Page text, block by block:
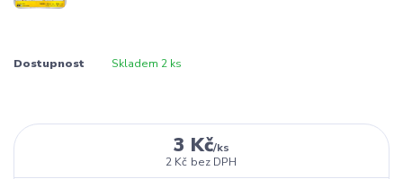
Dostupnost Skladem 2 ks
3 Kč/ks
2 Kč bez DPH